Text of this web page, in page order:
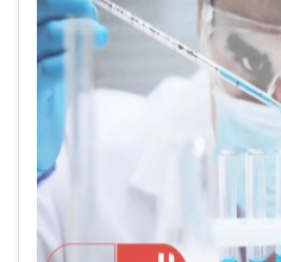
سرطان
الرئة